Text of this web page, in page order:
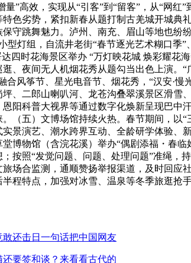
量”高效，实现从“引客”到“留客”，从“网
色劣势，紧扣新春从题打制古羌城开城典
守跳舞魅力。泸州、南充、眉山等地也纷
型灯组，自流井老街“春节逐光艺术糊口季
四时花海景区举办 “万灯映花城 焕彩耀花
、夜间无人机烟花秀从题勾当出色上演。
风筝节、星光电音节、烟花秀，“汉安·慢
、二郎山喇叭河、龙苍沟叠翠溪景区滑
阳科普大视界等通过数字化焕新呈现巴
（五）文博场馆持续火热。春节期间，以
景演艺、潮水跨界互动、全龄研学体验
博物馆（含浣花溪）举办“偶剧添福・春
按照“发觉问题、问题、处理问题”准绳，
场合监测，通顺赞扬举报渠道，及时回
程特点，加强对冰雪、温泉等冬季旅逛
还击日一句话把中国网友
要签和谈？来看看古代的